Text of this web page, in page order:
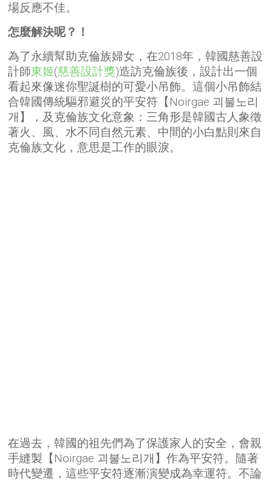
場反應不佳。
怎麼解決呢？！
為了永續幫助克倫族婦女，在2018年，韓國慈善設
計師東姬(慈善設計獎)造訪克倫族後，設計出一個
看起來像迷你聖誕樹的可愛小吊飾。這個小吊飾結
合韓國傳統驅邪避災的平安符【Noirgae 괴불노리
개】，及克倫族文化意象：三角形是韓國古人象徵
著火、風、水不同自然元素、中間的小白點則來自
克倫族文化，意思是工作的眼淚。
在過去，韓國的祖先們為了保護家人的安全，會親
手縫製【Noirgae 괴불노리개】作為平安符。隨著
時代變遷，這些平安符逐漸演變成為幸運符。不論